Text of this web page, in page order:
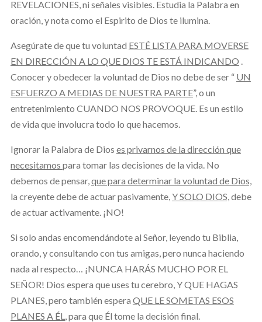
REVELACIONES, ni señales visibles. Estudia la Palabra en
oración, y nota como el Espirito de Dios te ilumina.
Asegúrate de que tu voluntad ESTÉ LISTA PARA MOVERSE
EN DIRECCIÓN A LO QUE DIOS TE ESTÁ INDICANDO .
Conocer y obedecer la voluntad de Dios no debe de ser “ UN
ESFUERZO A MEDIAS DE NUESTRA PARTE”, o un
entretenimiento CUANDO NOS PROVOQUE. Es un estilo
de vida que involucra todo lo que hacemos.
Ignorar la Palabra de Dios es privarnos de la dirección que
necesitamos para tomar las decisiones de la vida. No
debemos de pensar,que para determinar la voluntad de Dios,
la creyente debe de actuar pasivamente,Y SOLO DIOS,debe
de actuar activamente. ¡NO!
Si solo andas encomendándote al Señor, leyendo tu Biblia,
orando, y consultando con tus amigas, pero nunca haciendo
nada al respecto… ¡NUNCA HARÁS MUCHO POR EL
SEÑOR! Dios espera que uses tu cerebro, Y QUE HAGAS
PLANES, pero también espera QUE LE SOMETAS ESOS
PLANES A ÉL, para que Él tome la decisión final.